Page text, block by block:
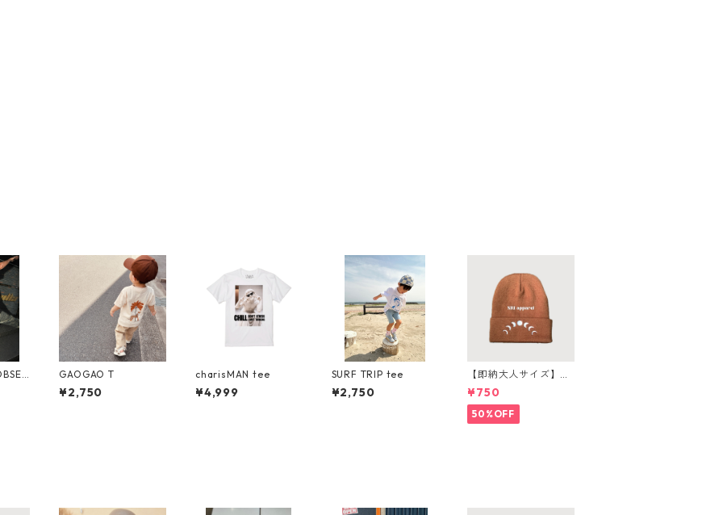
GAOGAO T
¥2,750
charisMAN tee
¥4,999
SURF TRIP tee
¥2,750
【即納大人サイズ】m
oon beanie
¥750
50%OFF